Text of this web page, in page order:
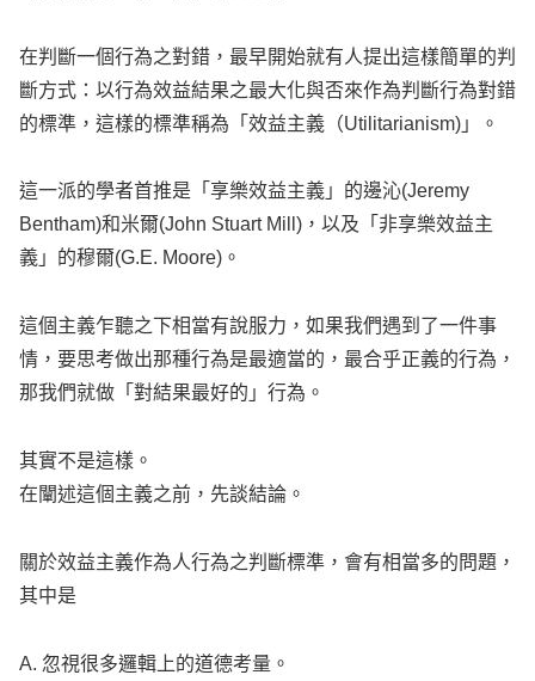
在判斷一個行為之對錯，最早開始就有人提出這樣簡單的判
斷方式：以行為效益結果之最大化與否來作為判斷行為對錯
的標準，這樣的標準稱為「效益主義（Utilitarianism)」。
這一派的學者首推是「享樂效益主義」的邊沁(Jeremy
Bentham)和米爾(John Stuart Mill)，以及「非享樂效益主
義」的穆爾(G.E. Moore)。
這個主義乍聽之下相當有說服力，如果我們遇到了一件事
情，要思考做出那種行為是最適當的，最合乎正義的行為，
那我們就做「對結果最好的」行為。
其實不是這樣。
在闡述這個主義之前，先談結論。
關於效益主義作為人行為之判斷標準，會有相當多的問題，
其中是
A. 忽視很多邏輯上的道德考量。